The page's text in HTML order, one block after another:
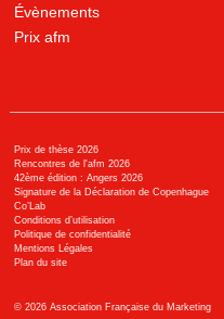
Évènements
Prix afm
Prix de thèse 2026
Rencontres de l'afm 2026
42ème édition : Angers 2026
Signature de la Déclaration de Copenhague
Co’Lab
Conditions d’utilisation
Politique de confidentialité
Mentions Légales
Plan du site
© 2026Association Française du Marketing